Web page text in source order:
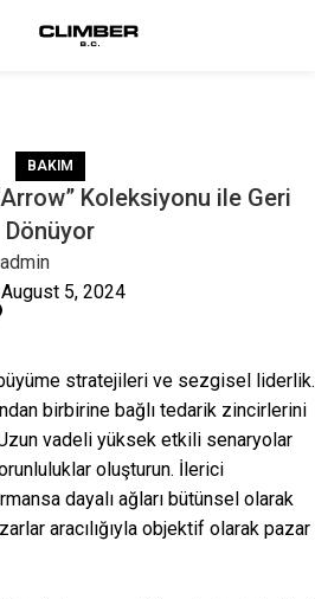
BAKIM
Koleksiyonu ile Geri
Dönüyor
admin
5, 2024
stratejileri ve sezgisel liderlik.
birbirine bağlı tedarik zincirlerini
vadeli yüksek etkili senaryolar
oluşturun. İlerici
dayalı ağları bütünsel olarak
aracılığıyla objektif olarak pazar